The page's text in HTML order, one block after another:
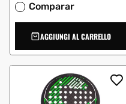
Comparar
AGGIUNGI AL CARRELLO